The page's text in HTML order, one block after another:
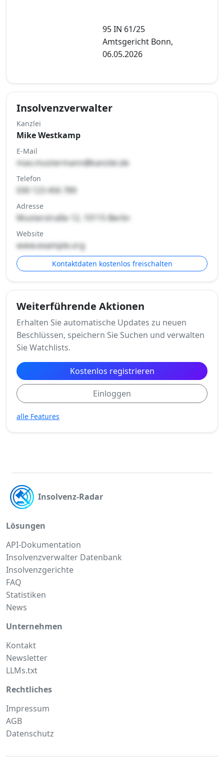
95 IN 61/25
Amtsgericht Bonn,
06.05.2026
Insolvenzverwalter
Kanzlei
Mike Westkamp
E-Mail
max.mustermann@kanzlei.de
Telefon
030 123 456 789
Adresse
Musterstraße 12, 10115 Berlin
Website
www.example.org
Kontaktdaten kostenlos freischalten
Weiterführende Aktionen
Erhalten Sie automatische Updates zu neuen
Beschlüssen, speichern Sie Suchen und verwalten
Sie Watchlists.
Kostenlos registrieren
Einloggen
alle Features
Insolvenz-Radar
Lösungen
API-Dokumentation
Insolvenzverwalter Datenbank
Insolvenzgerichte
FAQ
Statistiken
News
Unternehmen
Kontakt
Newsletter
LLMs.txt
Rechtliches
Impressum
AGB
Datenschutz